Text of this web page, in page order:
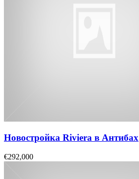
Новостройка Riviera в Антибах
€292,000